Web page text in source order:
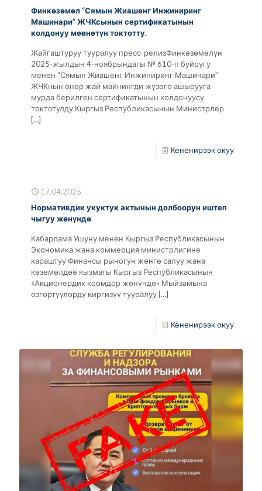
Финкөзөмөл “Сямын Жиашенг Инжиниринг
Машинари” ЖЧКсынын сертификатынын
колдонуу мөөнөтүн токтотту.
Жайгаштуруу тууралуу пресс-релизФинкөзөмөлүн
2025-жылдын 4-ноябрындагы № 610-п буйругу
менен “Сямын Жиашенг Инжиниринг Машинари”
ЖЧКнын өнөр жай майнингди жүзөгө ашырууга
мурда берилген сертификатынын колдонуусу
токтотулду.Кыргыз Республикасынын Министрлер
[…]
Кененирээк окуу
17.04.2025
Нормативдик укуктук актынын долбоорун иштеп
чыгуу жөнүндө
Кабарлама Ушуну менен Кыргыз Республикасынын
Экономика жана коммерция министрлигине
караштуу Финансы рыногун жөнгө салуу жана
көзөмөлдөө кызматы Кыргыз Республикасынын
«Акционердик коомдор жөнүндө» Мыйзамына
өзгөртүүлөрдү киргизүү тууралуу […]
Кененирээк окуу